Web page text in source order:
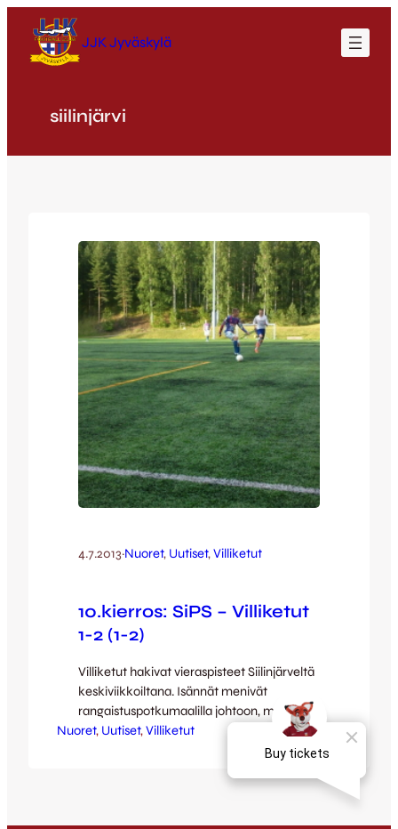
sisältöön
JJK Jyväskylä
siilinjärvi
4.7.2013·Nuoret, Uutiset, Villiketut
10.kierros: SiPS – Villiketut
1-2 (1-2)
Villiketut hakivat vieraspisteet Siilinjärveltä
keskiviikkoiltana. Isännät menivät
rangaistuspotkumaalilla johtoon, mutta
Ketut kirivät ohi vielä ennen taukoa: ensin
Robert Taylor tasoitti pelin suoraan
vierasjoukkueen 1-2-johtoon vielä ennen
Nuoret, Uutiset, Villiketut